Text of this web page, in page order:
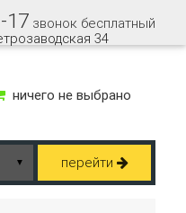
17 звонок бесплатный
34
ничего не выбрано
▼ перейти